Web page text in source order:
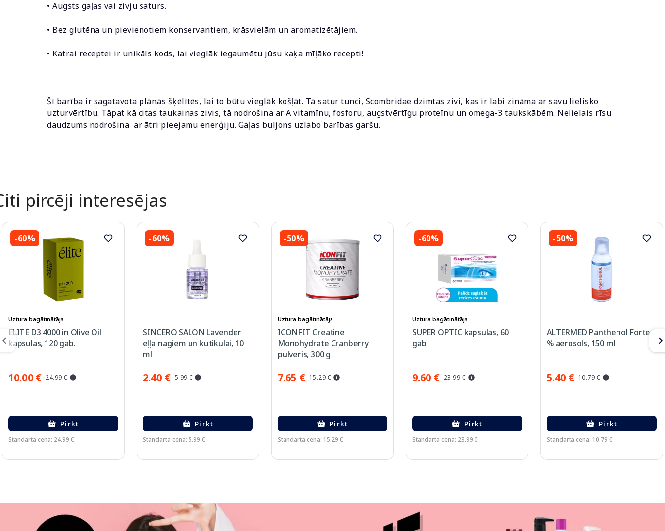
• Augsts gaļas vai zivju saturs.
• Bez glutēna un pievienotiem konservantiem, krāsvielām un aromatizētājiem.
• Katrai receptei ir unikāls kods, lai vieglāk iegaumētu jūsu kaķa mīļāko recepti!
Šī barība ir sagatavota plānās šķēlītēs, lai to būtu vieglāk košļāt. Tā satur tunci, Scombridae dzimtas zivi, kas ir labi zināma ar savu lielisko
uzturvērtību. Tāpat kā citas taukainas zivis, tā nodrošina ar A vitamīnu, fosforu, augstvērtīgu proteīnu un omega-3 taukskābēm. Nelielais rīsu
daudzums nodrošina ar ātri pieejamu enerģiju. Gaļas buljons uzlabo barības garšu.
pircēji interesējas
-60%
Uztura bagātinātājs
ELITE D3 4000 in Olive Oil
kapsulas, 120 gab.
10.00 € 24.99 €
Pirkt
Standarta cena: 24.99 €
-60%
SINCERO SALON Lavender
eļļa nagiem un kutikulai, 10
ml
2.40 € 5.99 €
Pirkt
Standarta cena: 5.99 €
-50%
Uztura bagātinātājs
ICONFIT Creatine
Monohydrate Cranberry
pulveris, 300 g
7.65 € 15.29 €
Pirkt
Standarta cena: 15.29 €
-60%
Uztura bagātinātājs
SUPER OPTIC kapsulas, 60
gab.
9.60 € 23.99 €
Pirkt
Standarta cena: 23.99 €
-50%
ALTERMED Panthenol Forte 9
% aerosols, 150 ml
5.40 € 10.79 €
Pirkt
Standarta cena: 10.79 €